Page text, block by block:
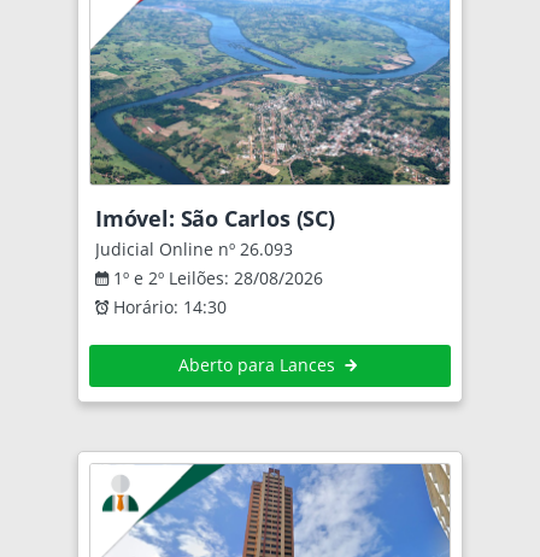
Imóvel: São Carlos (SC)
Judicial Online nº 26.093
1º e 2º Leilões: 28/08/2026
Horário: 14:30
Aberto para Lances